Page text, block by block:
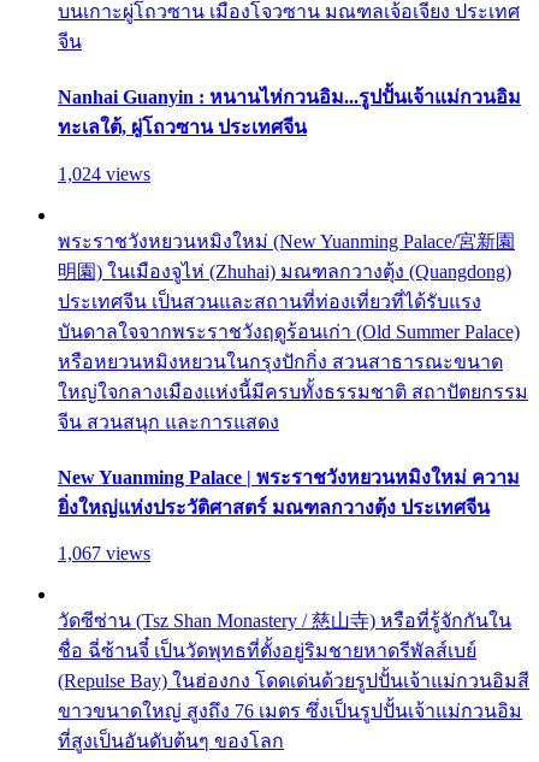
บนเกาะผู่โถวซาน เมืองโจวซาน มณฑลเจ้อเจียง ประเทศ
จีน
Nanhai Guanyin : หนานไห่กวนอิม...รูปปั้นเจ้าแม่กวนอิม
ทะเลใต้, ผู่โถวซาน ประเทศจีน
1,024 views
พระราชวังหยวนหมิงใหม่ (New Yuanming Palace/宮新園
明園) ในเมืองจูไห่ (Zhuhai) มณฑลกวางตุ้ง (Quangdong)
ประเทศจีน เป็นสวนและสถานที่ท่องเที่ยวที่ได้รับแรง
บันดาลใจจากพระราชวังฤดูร้อนเก่า (Old Summer Palace)
หรือหยวนหมิงหยวนในกรุงปักกิ่ง สวนสาธารณะขนาด
ใหญ่ใจกลางเมืองแห่งนี้มีครบทั้งธรรมชาติ สถาปัตยกรรม
จีน สวนสนุก และการแสดง
New Yuanming Palace | พระราชวังหยวนหมิงใหม่ ความ
ยิ่งใหญ่แห่งประวัติศาสตร์ มณฑลกวางตุ้ง ประเทศจีน
1,067 views
วัดซีซ่าน (Tsz Shan Monastery / 慈山寺) หรือที่รู้จักกันใน
ชื่อ ฉี่ซ้านจี๋ เป็นวัดพุทธที่ตั้งอยู่ริมชายหาดรีพัลส์เบย์
(Repulse Bay) ในฮ่องกง โดดเด่นด้วยรูปปั้นเจ้าแม่กวนอิมสี
ขาวขนาดใหญ่ สูงถึง 76 เมตร ซึ่งเป็นรูปปั้นเจ้าแม่กวนอิม
ที่สูงเป็นอันดับต้นๆ ของโลก